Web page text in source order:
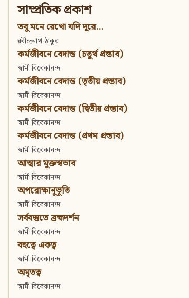
সাম্প্রতিক প্রকাশ
তবু মনে রেখো যদি দূরে...
রবীন্দ্রনাথ ঠাকুর
কর্মজীবনে বেদান্ত (চতুর্থ প্রস্তাব)
স্বামী বিবেকানন্দ
কর্মজীবনে বেদান্ত (তৃতীয় প্রস্তাব)
স্বামী বিবেকানন্দ
কর্মজীবনে বেদান্ত (দ্বিতীয় প্রস্তাব)
স্বামী বিবেকানন্দ
কর্মজীবনে বেদান্ত (প্রথম প্রস্তাব)
স্বামী বিবেকানন্দ
আত্মার মুক্তস্বভাব
স্বামী বিবেকানন্দ
অপরোক্ষানুভূতি
স্বামী বিবেকানন্দ
সর্ববস্তুতে ব্রহ্মদর্শন
স্বামী বিবেকানন্দ
বহুত্বে একত্ব
স্বামী বিবেকানন্দ
অমৃতত্ব
স্বামী বিবেকানন্দ